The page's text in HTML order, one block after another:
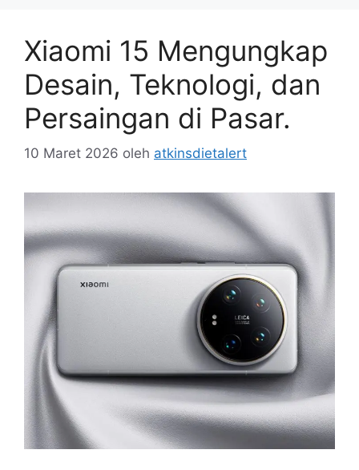
Xiaomi 15 Mengungkap
Desain, Teknologi, dan
Persaingan di Pasar.
10 Maret 2026 oleh atkinsdietalert